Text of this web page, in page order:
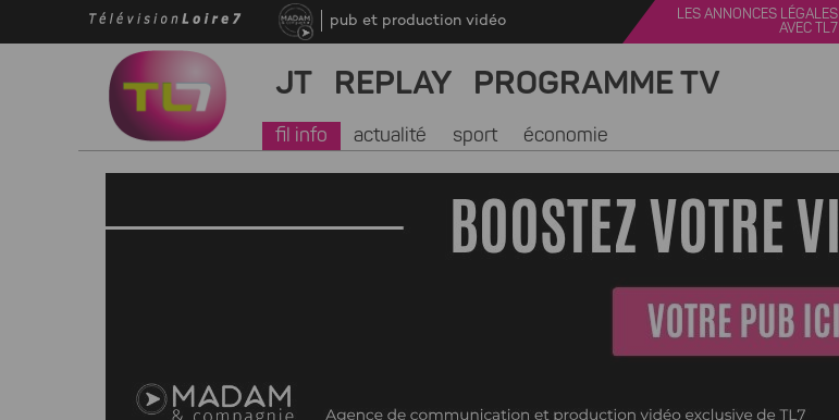
pub et production vidéo
LES ANNONCES LÉGALES
AVEC TL7
JT REPLAY PROGRAMME TV
fil info actualité sport économie